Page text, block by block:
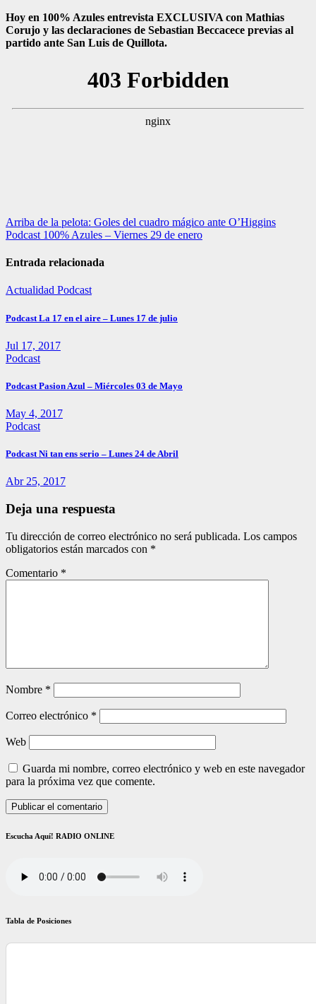
Hoy en 100% Azules entrevista EXCLUSIVA con Mathias
Corujo y las declaraciones de Sebastian Beccacece previas al
partido ante San Luis de Quillota.
Navegación
de
entradas
Arriba de la pelota: Goles del cuadro mágico ante O’Higgins
Podcast 100% Azules – Viernes 29 de enero
Entrada relacionada
Actualidad Podcast
Podcast La 17 en el aire – Lunes 17 de julio
Jul 17, 2017
Podcast
Podcast Pasion Azul – Miércoles 03 de Mayo
May 4, 2017
Podcast
Podcast Ni tan ens serio – Lunes 24 de Abril
Abr 25, 2017
Deja una respuesta
Tu dirección de correo electrónico no será publicada. Los campos
obligatorios están marcados con *
Comentario *
Nombre *
Correo electrónico *
Web
Guarda mi nombre, correo electrónico y web en este navegador
para la próxima vez que comente.
Escucha Aquí! RADIO ONLINE
Tabla de Posiciones